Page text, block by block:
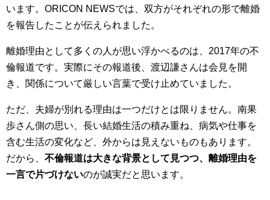
います。ORICON NEWSでは、双方がそれぞれの形で離婚
を報告したことが伝えられました。
離婚理由として多くの人が思い浮かべるのは、2017年の不
倫報道です。実際にその報道後、渡辺謙さんは会見を開
き、関係について厳しい言葉で受け止めていました。
ただ、夫婦が別れる理由は一つだけとは限りません。南果
歩さん側の思い、長い結婚生活の積み重ね、病気や仕事を
含む生活の変化など、外からは見えないものもあります。
だから、 不倫報道は大きな背景として見つつ、離婚理由を
一言で片づけないのが誠実だと思います。